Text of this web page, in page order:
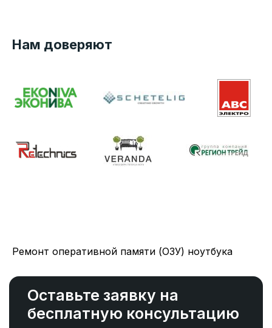
Нам доверяют
Ремонт оперативной памяти (ОЗУ) ноутбука
Оставьте заявку на
бесплатную консультацию